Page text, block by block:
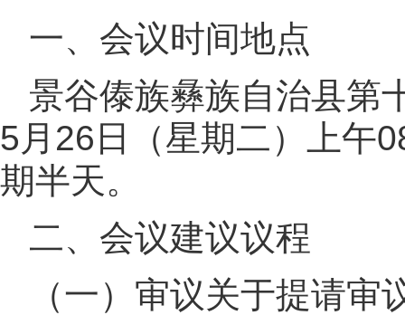
一、会议时间地点
景谷傣族彝族自治县第
5月26日（星期二）上午
期半天。
二、会议建议议程
（一）审议关于提请